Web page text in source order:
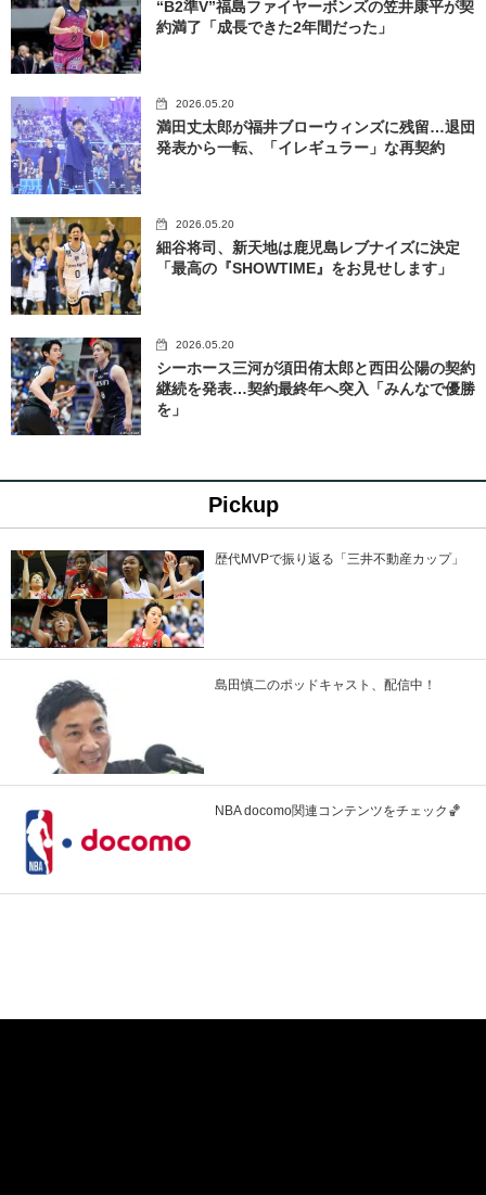
“B2準V”福島ファイヤーボンズの笠井康平が契
約満了「成長できた2年間だった」
2026.05.20
満田丈太郎が福井ブローウィンズに残留…退団
発表から一転、「イレギュラー」な再契約
2026.05.20
細谷将司、新天地は鹿児島レブナイズに決定
「最高の『SHOWTIME』をお見せします」
2026.05.20
シーホース三河が須田侑太郎と西田公陽の契約
継続を発表…契約最終年へ突入「みんなで優勝
を」
Pickup
歴代MVPで振り返る「三井不動産カップ」
島田慎二のポッドキャスト、配信中！
NBA docomo関連コンテンツをチェック🏀